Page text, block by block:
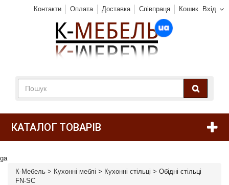
Вхід
Контакти Оплата Доставка Співпраця Кошик
КАТАЛОГ ТОВАРІВ
ga
К-Мебель > Кухонні меблі > Кухонні стільці > Обідні стільці
FN-SC